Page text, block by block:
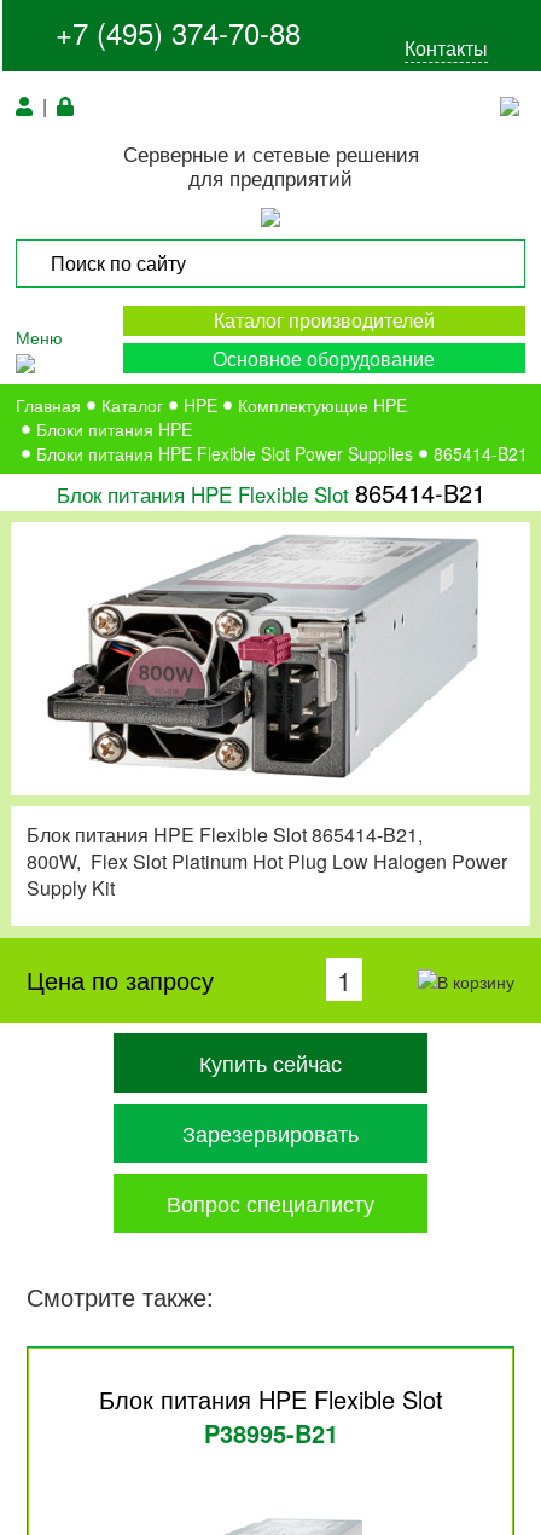
+7 (495) 374-70-88 Контакты
|
Серверные и сетевые решения
для предприятий
Меню
Каталог производителей
Основное оборудование
Главная Каталог HPE
Комплектующие HPE
Блоки питания HPE
Блоки питания HPE Flexible Slot Power Supplies
865414-B21
Блок питания HPE Flexible Slot 865414-B21
Блок питания HPE Flexible Slot 865414-B21,
800W, Flex Slot Platinum Hot Plug Low Halogen Power
Supply Kit
Цена по запросу
Купить сейчас
Зарезервировать
Вопрос специалисту
Смотрите также:
Блок питания HPE Flexible Slot
P38995-B21